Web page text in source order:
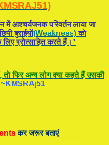
में आश्चर्यजनक परिवर्तन लाया जा
बुराईयाें(Weakness)काे
प्रोत्साहित करते हैं।”
फिर अन्य लोग क्या कहते हैं उसकी
~KMSRAj51
कर जरूर बताएं____